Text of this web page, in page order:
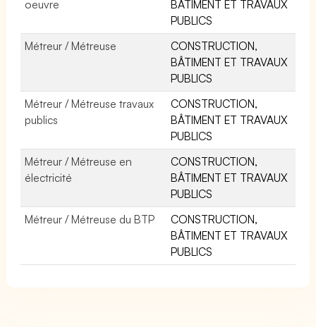
oeuvre
BÂTIMENT ET TRAVAUX
PUBLICS
Métreur / Métreuse
CONSTRUCTION,
BÂTIMENT ET TRAVAUX
PUBLICS
Métreur / Métreuse travaux
publics
CONSTRUCTION,
BÂTIMENT ET TRAVAUX
PUBLICS
Métreur / Métreuse en
électricité
CONSTRUCTION,
BÂTIMENT ET TRAVAUX
PUBLICS
Métreur / Métreuse du BTP
CONSTRUCTION,
BÂTIMENT ET TRAVAUX
PUBLICS